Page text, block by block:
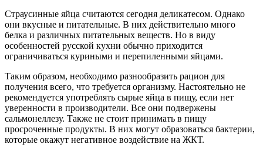
Страусинные яйца считаются сегодня деликатесом. Однако
они вкусные и питательные. В них действительно много
белка и различных питательных веществ. Но в виду
особенностей русской кухни обычно приходится
ограничиваться куриными и перепиленными яйцами.
Таким образом, необходимо разнообразить рацион для
получения всего, что требуется организму. Настоятельно не
рекомендуется употреблять сырые яйца в пищу, если нет
уверенности в производители. Все они подвержены
сальмонеллезу. Также не стоит принимать в пищу
просроченные продукты. В них могут образоваться бактерии,
которые окажут негативное воздействие на ЖКТ.